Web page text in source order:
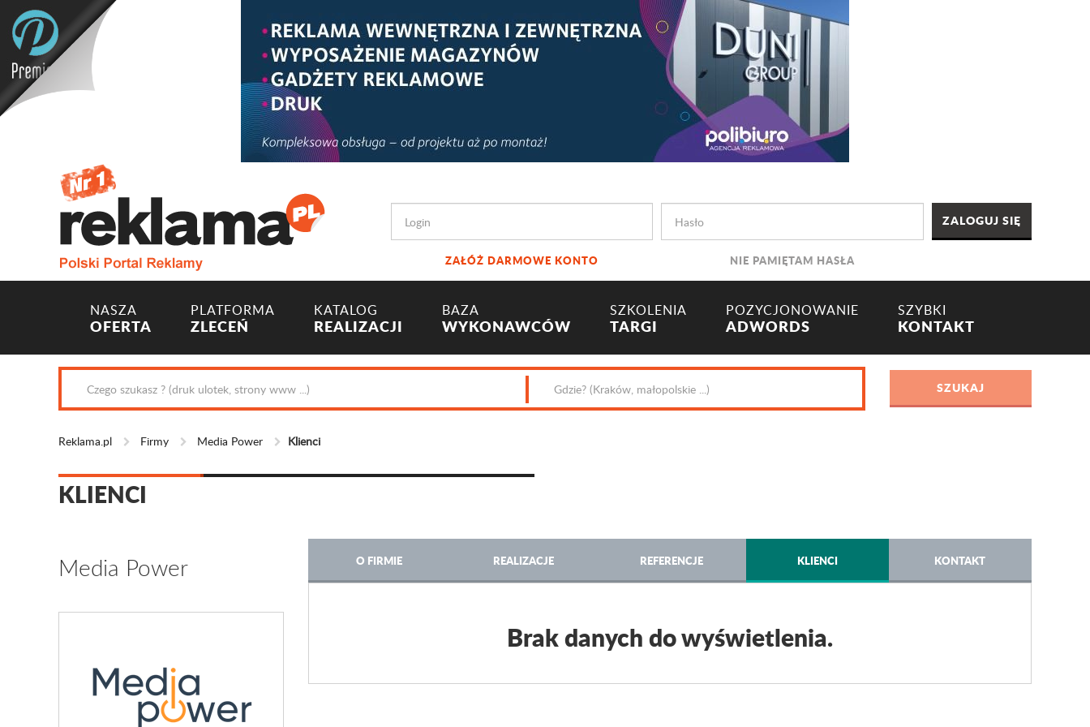
ZAŁÓŻ DARMOWE KONTO NIE PAMIĘTAM HASŁA
NASZA
OFERTA
PLATFORMA
ZLECEŃ
KATALOG
REALIZACJI
BAZA
WYKONAWCÓW
SZKOLENIA
TARGI
POZYCJONOWANIE
ADWORDS
SZYBKI
KONTAKT
Reklama.pl Firmy Media Power Klienci
KLIENCI
Media Power O FIRMIE REALIZACJE REFERENCJE KLIENCI KONTAKT
Brak danych do wyświetlenia.